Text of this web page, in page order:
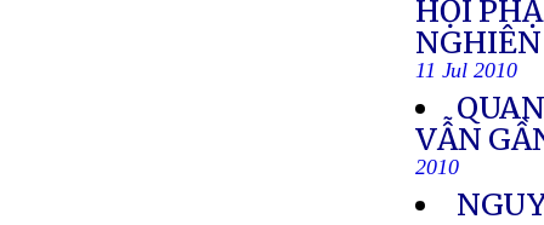
HỘI
11 Jul 2010
VẪN
2010